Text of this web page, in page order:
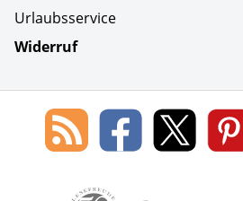
Urlaubsservice
Widerruf
Social Media
Blog
des
Leserservice
Lorenz
Leserservice
Lorenz